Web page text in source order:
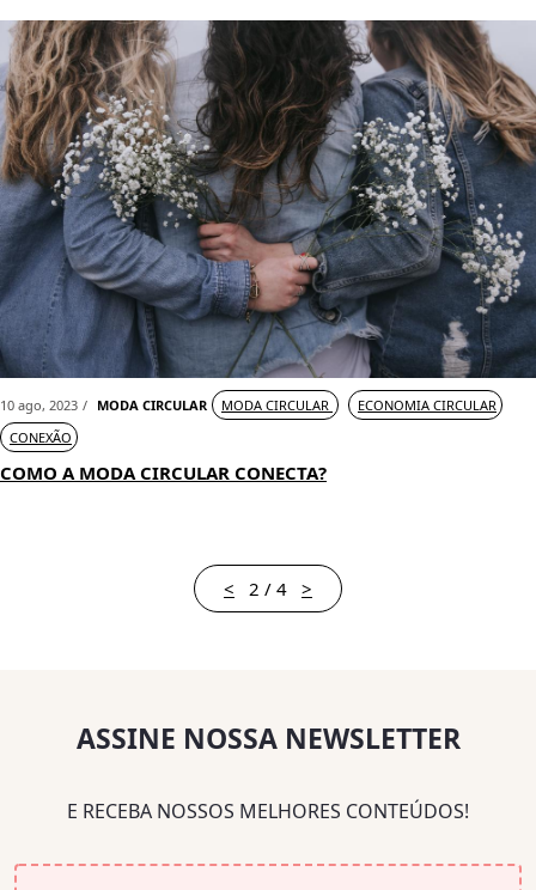
10 ago, 2023 MODA CIRCULAR MODA CIRCULAR
ECONOMIA CIRCULAR
CONEXÃO
COMO A MODA CIRCULAR CONECTA?
< 2 / 4 >
ASSINE NOSSA NEWSLETTER
E RECEBA NOSSOS MELHORES CONTEÚDOS!